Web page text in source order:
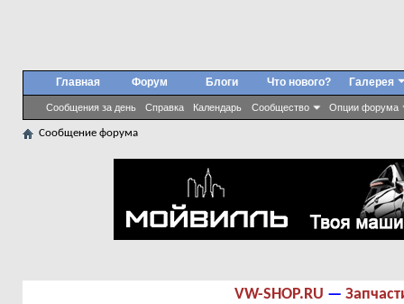
Главная Форум
Сообщения за день Справка Календарь Сообщество Опции форума
Блоги Что нового? Галерея
Сообщение форума
VW-SHOP.RU —